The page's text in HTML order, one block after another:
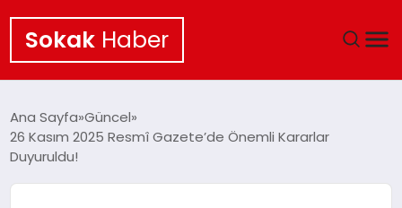
Sokak Haber
EKONOMI
Ana Sayfa Güncel
26 Kasım 2025 Resmî Gazete’de Önemli Kararlar
Duyuruldu!